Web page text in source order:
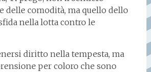
delle comodità, ma quello dello
nella lotta contro le
diritto nella tempesta, ma
per coloro che sono